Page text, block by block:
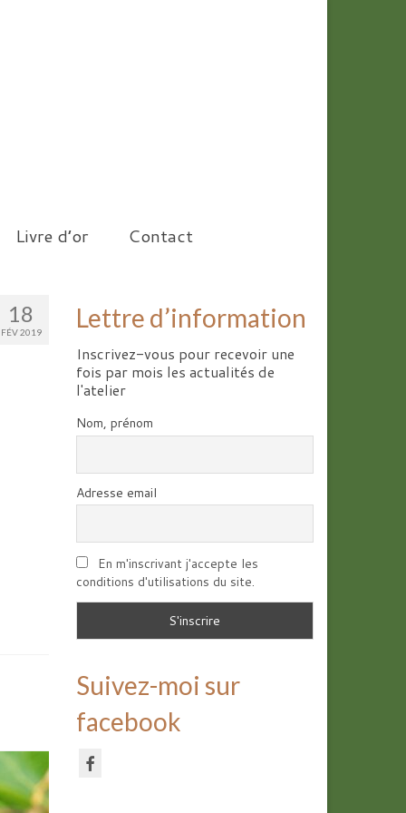
Livre d’or Contact
18
FÉV 2019 Lettre d’information
Inscrivez-vous pour recevoir une
fois par mois les actualités de
l'atelier
Nom, prénom
Adresse email
En m'inscrivant j'accepte les
conditions d'utilisations du site.
Suivez-moi sur
facebook